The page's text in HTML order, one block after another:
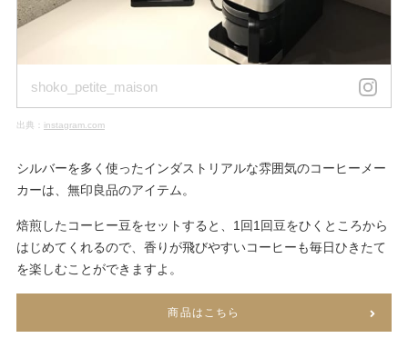
shoko_petite_maison
出典： instagram.com
シルバーを多く使ったインダストリアルな雰囲気のコーヒーメー
カーは、無印良品のアイテム。
焙煎したコーヒー豆をセットすると、1回1回豆をひくところから
はじめてくれるので、香りが飛びやすいコーヒーも毎日ひきたて
を楽しむことができますよ。
商品はこちら